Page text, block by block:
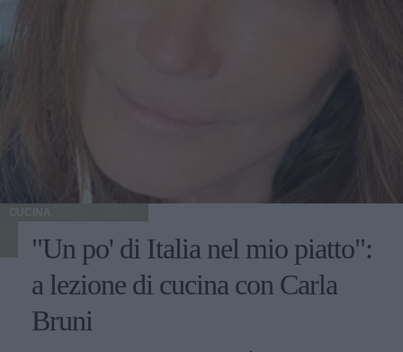
CUCINA
"Un po' di Italia nel mio piatto":
a lezione di cucina con Carla
Bruni